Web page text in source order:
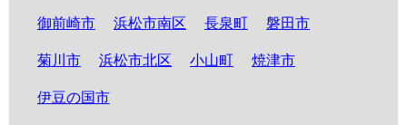
御前崎市 浜松市南区 長泉町 磐田市
菊川市 浜松市北区 小山町 焼津市
伊豆の国市